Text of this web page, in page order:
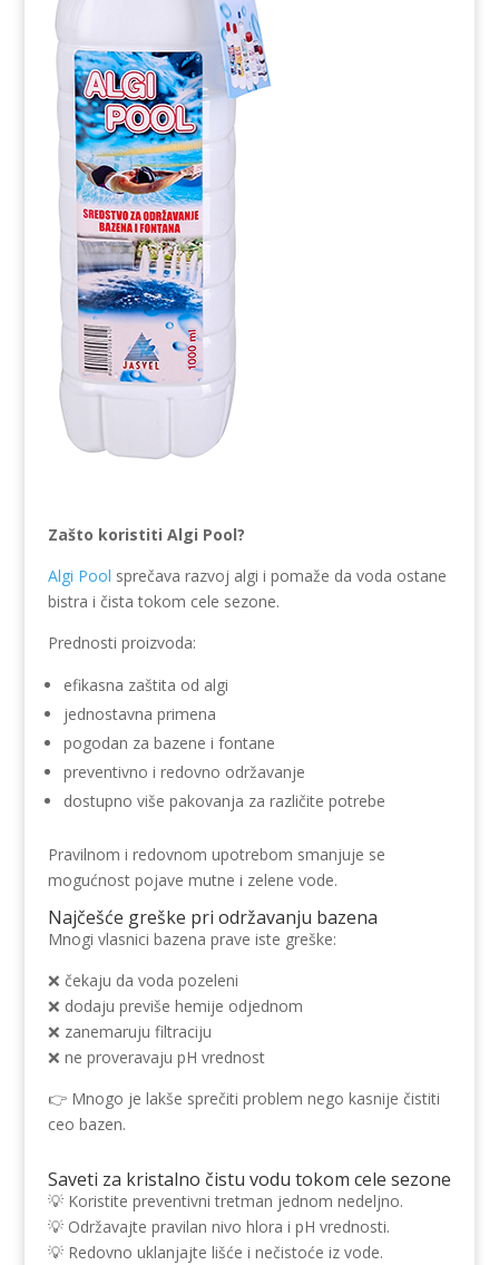
Zašto koristiti Algi Pool?
Algi Pool sprečava razvoj algi i pomaže da voda ostane
bistra i čista tokom cele sezone.
Prednosti proizvoda:
efikasna zaštita od algi
jednostavna primena
pogodan za bazene i fontane
preventivno i redovno održavanje
dostupno više pakovanja za različite potrebe
Pravilnom i redovnom upotrebom smanjuje se
mogućnost pojave mutne i zelene vode.
Najčešće greške pri održavanju bazena
Mnogi vlasnici bazena prave iste greške:
❌ čekaju da voda pozeleni
❌ dodaju previše hemije odjednom
❌ zanemaruju filtraciju
❌ ne proveravaju pH vrednost
👉 Mnogo je lakše sprečiti problem nego kasnije čistiti
ceo bazen.
Saveti za kristalno čistu vodu tokom cele sezone
💡 Koristite preventivni tretman jednom nedeljno.
💡 Održavajte pravilan nivo hlora i pH vrednosti.
💡 Redovno uklanjajte lišće i nečistoće iz vode.